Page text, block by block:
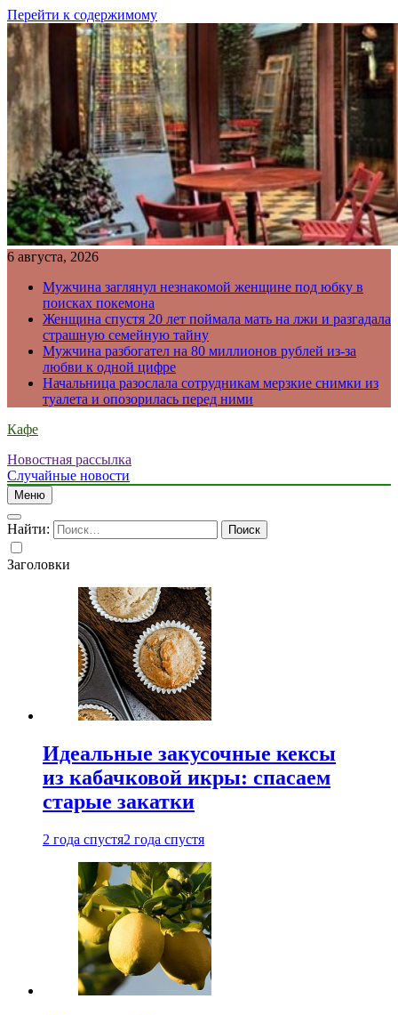
Перейти к содержимому
6 августа, 2026
Мужчина заглянул незнакомой женщине под юбку в
поисках покемона
Женщина спустя 20 лет поймала мать на лжи и разгадала
страшную семейную тайну
Мужчина разбогател на 80 миллионов рублей из-за
любви к одной цифре
Начальница разослала сотрудникам мерзкие снимки из
туалета и опозорилась перед ними
Кафе
Новостная рассылка
Случайные новости
Меню
Найти:
Заголовки
Идеальные закусочные кексы
из кабачковой икры: спасаем
старые закатки
2 года спустя2 года спустя